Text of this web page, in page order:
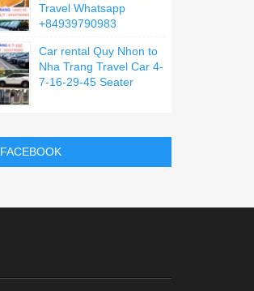
Travel Whatsapp
+84939790983
Car rental Quy Nhon to
Nha Trang Travel Car 4-
7-16-29-45 Seater
FACEBOOK